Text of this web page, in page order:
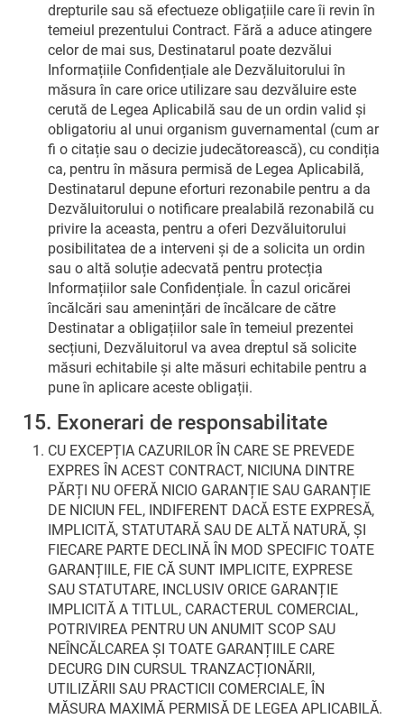
drepturile sau să efectueze obligațiile care îi revin în
temeiul prezentului Contract. Fără a aduce atingere
celor de mai sus, Destinatarul poate dezvălui
Informațiile Confidențiale ale Dezvăluitorului în
măsura în care orice utilizare sau dezvăluire este
cerută de Legea Aplicabilă sau de un ordin valid și
obligatoriu al unui organism guvernamental (cum ar
fi o citație sau o decizie judecătorească), cu condiția
ca, pentru în măsura permisă de Legea Aplicabilă,
Destinatarul depune eforturi rezonabile pentru a da
Dezvăluitorului o notificare prealabilă rezonabilă cu
privire la aceasta, pentru a oferi Dezvăluitorului
posibilitatea de a interveni și de a solicita un ordin
sau o altă soluție adecvată pentru protecția
Informațiilor sale Confidențiale. În cazul oricărei
încălcări sau amenințări de încălcare de către
Destinatar a obligațiilor sale în temeiul prezentei
secțiuni, Dezvăluitorul va avea dreptul să solicite
măsuri echitabile și alte măsuri echitabile pentru a
pune în aplicare aceste obligații.
15. Exonerari de responsabilitate
CU EXCEPȚIA CAZURILOR ÎN CARE SE PREVEDE
EXPRES ÎN ACEST CONTRACT, NICIUNA DINTRE
PĂRȚI NU OFERĂ NICIO GARANȚIE SAU GARANȚIE
DE NICIUN FEL, INDIFERENT DACĂ ESTE EXPRESĂ,
IMPLICITĂ, STATUTARĂ SAU DE ALTĂ NATURĂ, ȘI
FIECARE PARTE DECLINĂ ÎN MOD SPECIFIC TOATE
GARANȚIILE, FIE CĂ SUNT IMPLICITE, EXPRESE
SAU STATUTARE, INCLUSIV ORICE GARANȚIE
IMPLICITĂ A TITLUL, CARACTERUL COMERCIAL,
POTRIVIREA PENTRU UN ANUMIT SCOP SAU
NEÎNCĂLCAREA ȘI TOATE GARANȚIILE CARE
DECURG DIN CURSUL TRANZACȚIONĂRII,
UTILIZĂRII SAU PRACTICII COMERCIALE, ÎN
MĂSURA MAXIMĂ PERMISĂ DE LEGEA APLICABILĂ.